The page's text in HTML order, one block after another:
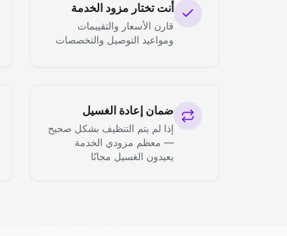
أنت تختار مزود الخدمة
قارن الأسعار والتقييمات
ومواعيد التوصيل والتخصصات
ضمان إعادة الغسيل
إذا لم يتم التنظيف بشكل صحيح
— معظم مزودي الخدمة
يعيدون الغسيل مجانًا